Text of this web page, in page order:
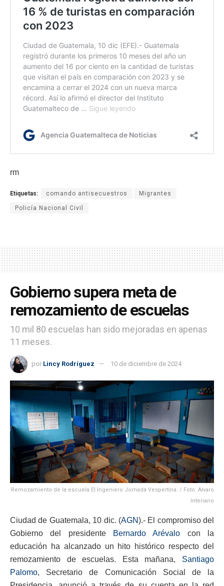
rm
Etiquetas: comando antisecuestros Migrantes
Policía Nacional Civil
Gobierno supera meta de
remozamiento de escuelas
10 mil 80 escuelas han sido mejoradas en apenas
11 meses.
por Lincy Rodríguez 10 de diciembre de 2024
Remozamiento de la escuela El Ingeniero Jornada Vespertina. / Foto: Alvaro
Interiano
Ciudad de Guatemala, 10 dic. (AGN).- El compromiso del
Gobierno del presidente
Bernardo Arévalo con la
educación ha alcanzado un hito histórico respecto del
remozamiento de escuelas. Esta mañana, Santiago
Palomo, Secretario de Comunicación Social de la